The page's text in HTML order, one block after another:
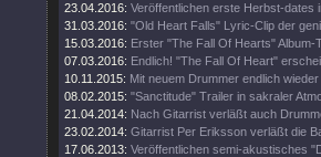
23.04.2016: Veröffentlichen erste Herbst-dates
31.03.2016: "Old Heart Falls" Lyric-Clip der
15.03.2016: Erster "The Fall Of Hearts" Album-
07.03.2016: Endlich! "The Fall Of Heart"
10.11.2015: Mit neuem Drummer endlich
08.02.2015: "Sanctitude" Trailer in sakraler
21.04.2014: Nach Gitarrist verläßt auch
23.02.2014: Gitarrist Per Eriksson verläßt die
17.06.2013: Veröffentlichen semi-akustisches